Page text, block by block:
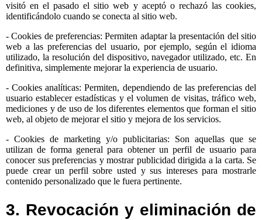
visitó en el pasado el sitio web y aceptó o rechazó las cookies,
identificándolo cuando se conecta al sitio web.
- Cookies de preferencias: Permiten adaptar la presentación del sitio
web a las preferencias del usuario, por ejemplo, según el idioma
utilizado, la resolución del dispositivo, navegador utilizado, etc. En
definitiva, simplemente mejorar la experiencia de usuario.
- Cookies analíticas: Permiten, dependiendo de las preferencias del
usuario establecer estadísticas y el volumen de visitas, tráfico web,
mediciones y de uso de los diferentes elementos que forman el sitio
web, al objeto de mejorar el sitio y mejora de los servicios.
- Cookies de marketing y/o publicitarias: Son aquellas que se
utilizan de forma general para obtener un perfil de usuario para
conocer sus preferencias y mostrar publicidad dirigida a la carta. Se
puede crear un perfil sobre usted y sus intereses para mostrarle
contenido personalizado que le fuera pertinente.
3. Revocación y eliminación de